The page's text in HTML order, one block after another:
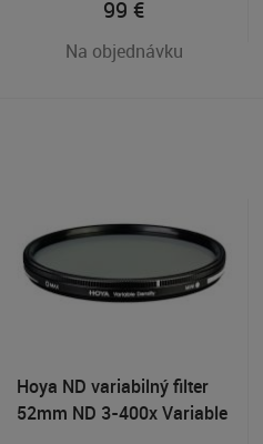
99 €
Na objednávku
Hoya ND variabilný filter
52mm ND 3-400x Variable